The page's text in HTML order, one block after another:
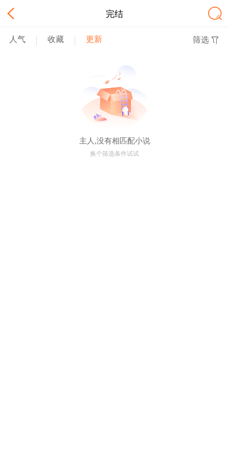
完结
人气 收藏 更新 筛选
主人,没有相匹配小说
换个筛选条件试试